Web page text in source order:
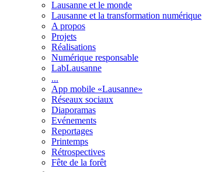
Lausanne et le monde
Lausanne et la transformation numérique
A propos
Projets
Réalisations
Numérique responsable
LabLausanne
...
App mobile «Lausanne»
Réseaux sociaux
Diaporamas
Evénements
Reportages
Printemps
Rétrospectives
Fête de la forêt